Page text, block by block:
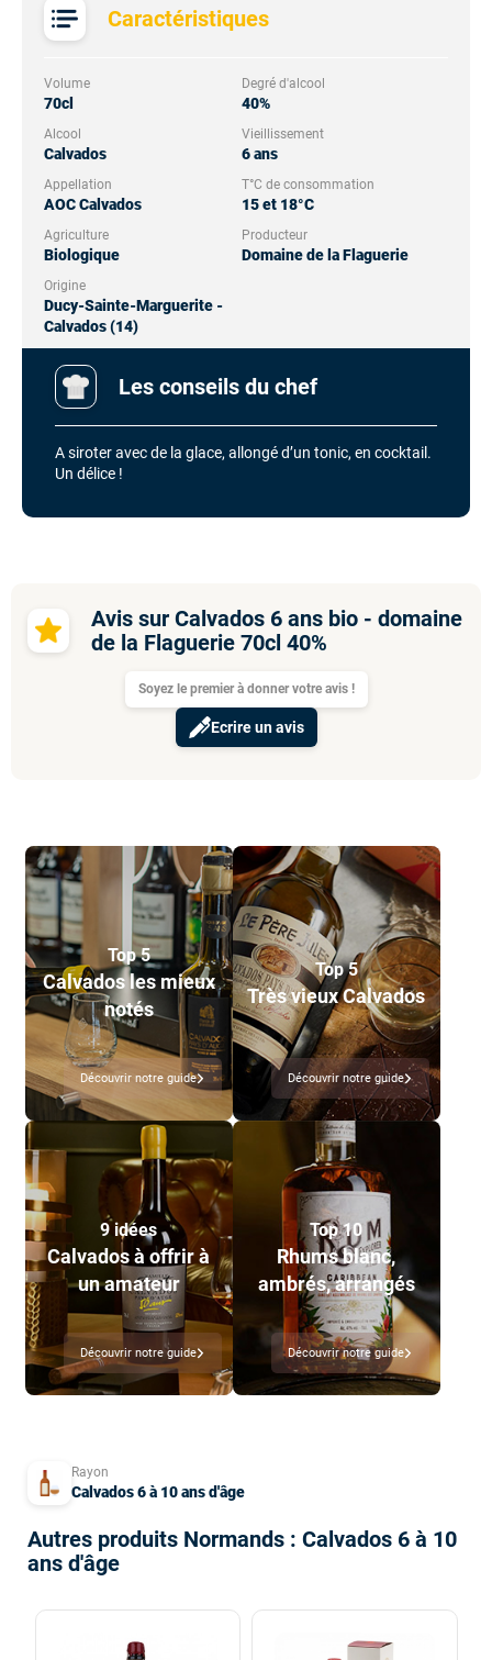
Caractéristiques
Volume
70cl
Degré d'alcool
40%
Alcool
Calvados
Vieillissement
6 ans
Appellation
AOC Calvados
T°C de consommation
15 et 18°C
Agriculture
Biologique
Producteur
Domaine de la Flaguerie
Origine
Ducy-Sainte-Marguerite -
Calvados (14)
Les conseils du chef
A siroter avec de la glace, allongé d’un tonic, en cocktail.
Un délice !
Avis sur Calvados 6 ans bio - domaine
de la Flaguerie 70cl 40%
Soyez le premier à donner votre avis !
Ecrire un avis
Top 5
Calvados les mieux
notés
Découvrir notre guide
Top 5
Très vieux Calvados
Découvrir notre guide
9 idées
Calvados à offrir à
un amateur
Découvrir notre guide
Top 10
Rhums blanc,
ambrés, arrangés
Découvrir notre guide
Rayon
Calvados 6 à 10 ans d'âge
Autres produits Normands : Calvados 6 à 10
ans d'âge